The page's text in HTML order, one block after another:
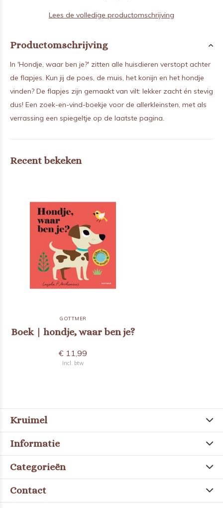
Lees de volledige productomschrijving
Productomschrijving
In 'Hondje, waar ben je?' zitten alle huisdieren verstopt achter
de flapjes. Kun jij de poes, de muis, het konijn en het hondje
vinden? De flapjes zijn gemaakt van vilt: lekker zacht én stevig
dus! Een zoek-en-vind-boekje voor de allerkleinsten, met als
verrassing een spiegeltje op de laatste pagina.
Recent bekeken
GOTTMER
Boek | hondje, waar ben je?
€ 11,99
Incl. btw
Kruimel
Informatie
Categorieën
Contact